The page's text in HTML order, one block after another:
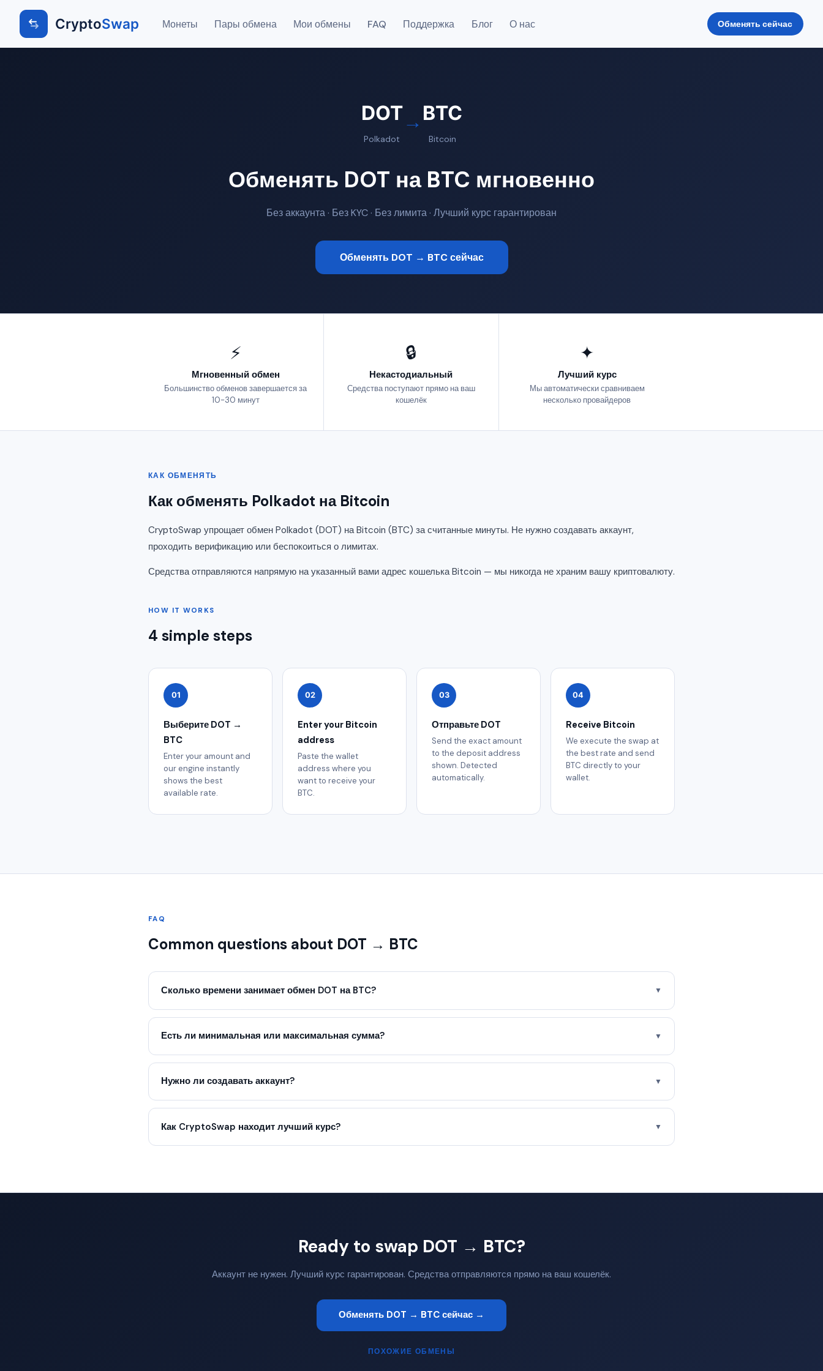
CryptoSwap Монеты Пары обмена Мои обмены FAQ Поддержка Блог О нас Обменять сейчас
DOT
Polkadot
→ BTC
Bitcoin
Обменять DOT на BTC мгновенно
Без аккаунта · Без KYC · Без лимита · Лучший курс гарантирован
Обменять DOT → BTC сейчас
⚡
Мгновенный обмен
Большинство обменов завершается за
10-30 минут
🔒
Некастодиальный
Средства поступают прямо на ваш
кошелёк
✦
Лучший курс
Мы автоматически сравниваем
несколько провайдеров
КАК ОБМЕНЯТЬ
Как обменять Polkadot на Bitcoin
CryptoSwap упрощает обмен Polkadot (DOT) на Bitcoin (BTC) за считанные минуты. Не нужно создавать аккаунт,
проходить верификацию или беспокоиться о лимитах.
Средства отправляются напрямую на указанный вами адрес кошелька Bitcoin — мы никогда не храним вашу криптовалюту.
HOW IT WORKS
4 simple steps
01
Выберите DOT →
BTC
Enter your amount and
our engine instantly
shows the best
available rate.
02
Enter your Bitcoin
address
Paste the wallet
address where you
want to receive your
BTC.
03
Отправьте DOT
Send the exact amount
to the deposit address
shown. Detected
automatically.
04
Receive Bitcoin
We execute the swap at
the best rate and send
BTC directly to your
wallet.
FAQ
Common questions about DOT → BTC
Сколько времени занимает обмен DOT на BTC? ▼
Есть ли минимальная или максимальная сумма? ▼
Нужно ли создавать аккаунт? ▼
Как CryptoSwap находит лучший курс? ▼
Ready to swap DOT → BTC?
Аккаунт не нужен. Лучший курс гарантирован. Средства отправляются прямо на ваш кошелёк.
Обменять DOT → BTC сейчас →
ПОХОЖИЕ ОБМЕНЫ